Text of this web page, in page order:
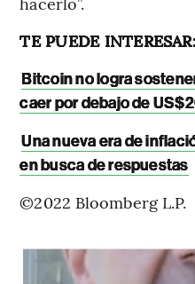
TE PUEDE INTERESAR:
Bitcoin no logra
caer por debajo de
Una nueva era de
en busca de respuestas
©2022 Bloomberg L.P.